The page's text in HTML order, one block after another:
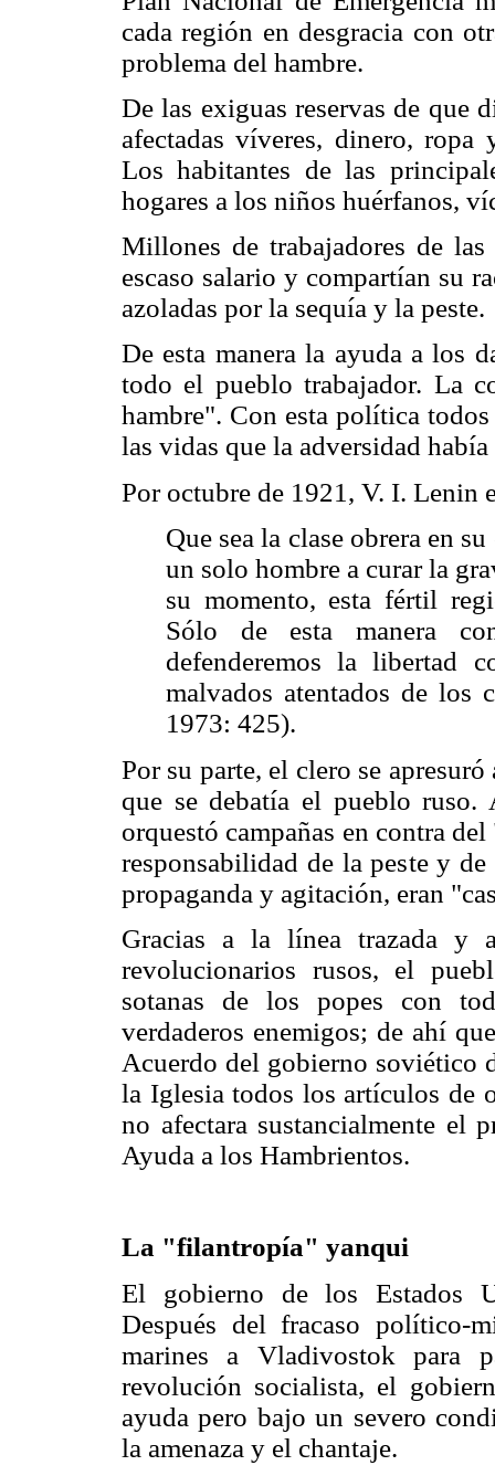
cada región en desgracia con
problema del hambre.
De las exiguas reservas de que
afectadas víveres, dinero, ropa
Los habitantes de las
hogares a los niños huérfanos,
Millones de trabajadores de
escaso salario y compartían su
azoladas por la sequía y la peste.
De esta manera la ayuda a los
todo el pueblo trabajador. La
hambre". Con esta política
las vidas que la adversidad
Por octubre de 1921, V. I. Lenin
Que sea la clase obrera en
un solo hombre a curar la
su momento, esta fértil
Sólo de esta manera
defenderemos la libertad
malvados atentados de los
1973: 425).
Por su parte, el clero se
que se debatía el pueblo ruso.
orquestó campañas en contra
responsabilidad de la peste y de
propaganda y agitación, eran
Gracias a la línea trazada y
revolucionarios rusos, el
sotanas de los popes con
verdaderos enemigos; de ahí
Acuerdo del gobierno soviético
la Iglesia todos los artículos de
no afectara sustancialmente el
Ayuda a los Hambrientos.
La "filantropía" yanqui
El gobierno de los Estados
Después del fracaso
marines a Vladivostok para
revolución socialista, el
ayuda pero bajo un severo
la amenaza y el chantaje.